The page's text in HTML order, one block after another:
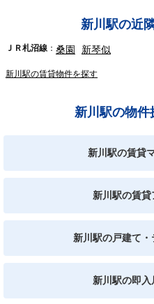
新川駅の近
ＪＲ札沼線 桑園 新琴似
新川駅の賃貸物件を探す
新川駅の物件
新川駅の賃貸
新川駅の賃
新川駅の戸建て
新川駅の即